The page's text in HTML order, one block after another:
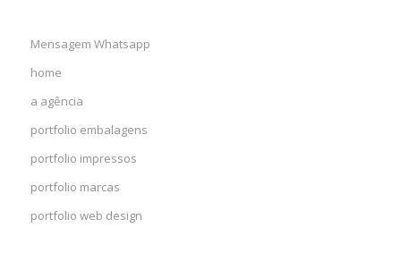
Mensagem Whatsapp
home
a agência
portfolio embalagens
portfolio impressos
portfolio marcas
portfolio web design